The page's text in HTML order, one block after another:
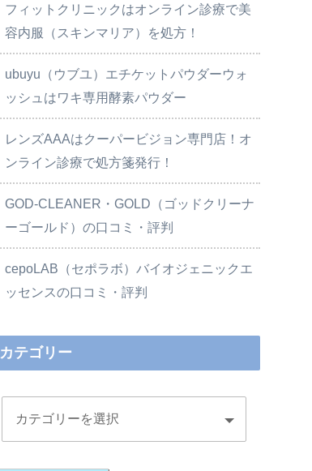
フィットクリニックはオンライン診療で美
容内服（スキンマリア）を処方！
ubuyu（ウブユ）エチケットパウダーウォ
ッシュはワキ専用酵素パウダー
レンズAAAはクーパービジョン専門店！オ
ンライン診療で処方箋発行！
GOD-CLEANER・GOLD（ゴッドクリーナ
ーゴールド）の口コミ・評判
cepoLAB（セポラボ）バイオジェニックエ
ッセンスの口コミ・評判
カテゴリー